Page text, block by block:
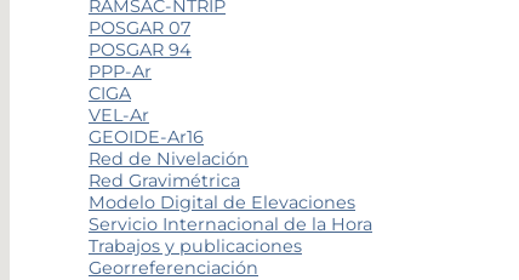
RAMSAC-NTRIP
POSGAR 07
POSGAR 94
PPP-Ar
CIGA
VEL-Ar
GEOIDE-Ar16
Red de Nivelación
Red Gravimétrica
Modelo Digital de Elevaciones
Servicio Internacional de la Hora
Trabajos y publicaciones
Georreferenciación